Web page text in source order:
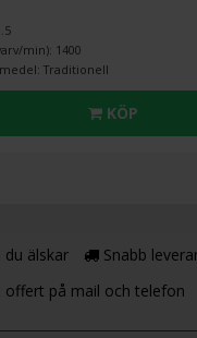
min): 1400
Traditionell
KÖP
du älskar
Snabb
på mail och telefon